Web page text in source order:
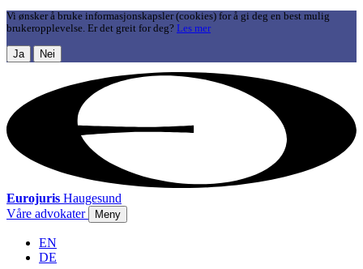
Vi ønsker å bruke informasjonskapsler (cookies) for å gi deg en best mulig
brukeropplevelse. Er det greit for deg? Les mer
Ja Nei
Eurojuris Haugesund
Våre advokater
Meny
EN
DE